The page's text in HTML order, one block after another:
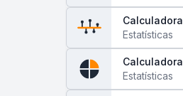
Estatísticas
Estatísticas